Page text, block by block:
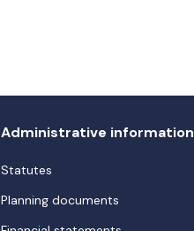
Administrative information
Statutes
Planning documents